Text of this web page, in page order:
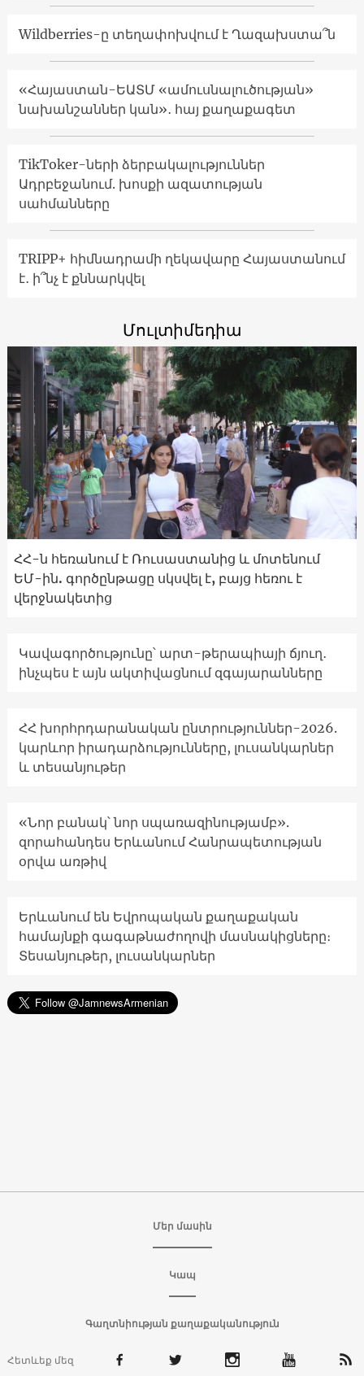
Wildberries-ը տեղափոխվում է Ղազախստա՞ն
«Հայաստան-ԵԱՏՄ «ամուսնալուծության»
նախանշաններ կան»․ հայ քաղաքագետ
TikToker-ների ձերբակալություններ
Ադրբեջանում. խոսքի ազատության
սահմանները
TRIPP+ հիմնադրամի ղեկավարը Հայաստանում
է․ ի՞նչ է քննարկվել
Մուլտիմեդիա
ՀՀ-ն հեռանում է Ռուսաստանից և մոտենում
ԵՄ-ին. գործընթացը սկսվել է, բայց հեռու է
վերջնակետից
Կավագործությունը՝ արտ-թերապիայի ճյուղ․
ինչպես է այն ակտիվացնում զգայարանները
ՀՀ խորհրդարանական ընտրություններ-2026.
կարևոր իրադարձությունները, լուսանկարներ
և տեսանյութեր
«Նոր բանակ՝ նոր սպառազինությամբ».
զորահանդես Երևանում Հանրապետության
օրվա առթիվ
Երևանում են Եվրոպական քաղաքական
համայնքի գագաթնաժողովի մասնակիցները։
Տեսանյութեր, լուսանկարներ
Մեր մասին
Կապ
Գաղտնիության քաղաքականություն
Հետևեք մեզ